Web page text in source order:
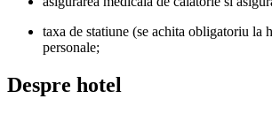
taxa de statiune (se achita obligatoriu la
personale;
Despre hotel